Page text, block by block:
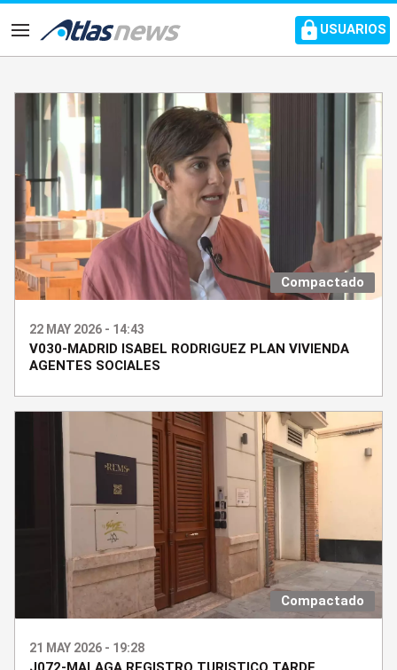
common.go-to-content
Navegación
USUARIOS
Compactado
22 MAY 2026 - 14:43
V030-MADRID ISABEL RODRIGUEZ PLAN VIVIENDA
AGENTES SOCIALES
Compactado
21 MAY 2026 - 19:28